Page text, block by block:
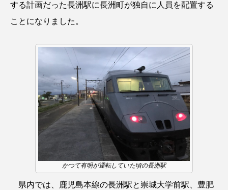
する計画だった長洲駅に長洲町が独自に人員を配置する
ことになりました。
かつて有明が運転していた頃の長洲駅
県内では、鹿児島本線の長洲駅と崇城大学前駅、豊肥